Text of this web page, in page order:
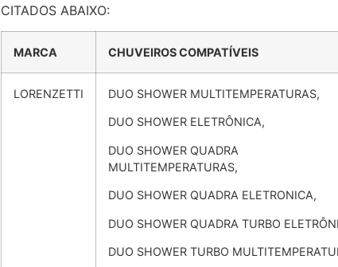
CITADOS ABAIXO:
MARCA CHUVEIROS COMPATÍVEIS
LORENZETTI DUO SHOWER MULTITEMPERATURAS,
DUO SHOWER ELETRÔNICA,
DUO SHOWER QUADRA
MULTITEMPERATURAS,
DUO SHOWER QUADRA ELETRONICA,
DUO SHOWER QUADRA TURBO
DUO SHOWER TURBO